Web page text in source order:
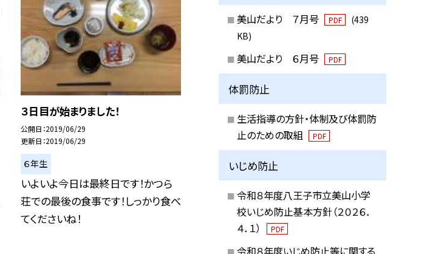
３日目が始まりました！
公開日 2019/06/29
更新日 2019/06/29
６年生
いよいよ今日は最終日です！かつら
荘での最後の食事です！しっかり食べ
てくださいね！
美山だより ７月号 PDF
(439
KB)
美山だより ６月号 PDF
体罰防止
生活指導の方針・体制及び体罰防
止のための取組
PDF
いじめ防止
令和８年度八王子市立美山小学
校いじめ防止基本方針（２０２６．
４．１）
PDF
令和８年度いじめ防止等に関する